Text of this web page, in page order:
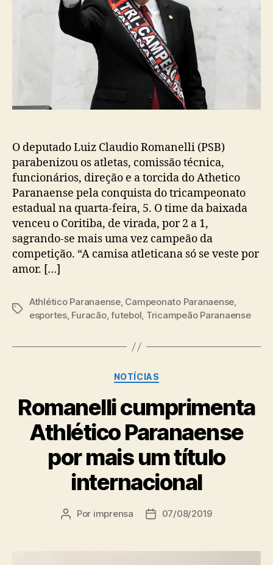
O deputado Luiz Claudio Romanelli (PSB)
parabenizou os atletas, comissão técnica,
funcionários, direção e a torcida do Athetico
Paranaense pela conquista do tricampeonato
estadual na quarta-feira, 5. O time da baixada
venceu o Coritiba, de virada, por 2 a 1,
sagrando-se mais uma vez campeão da
competição. “A camisa atleticana só se veste por
amor. […]
Tags
Athlético Paranaense, Campeonato Paranaense,
esportes, Furacão,futebol, Tricampeão Paranaense
Categorias
NOTÍCIAS
Romanelli cumprimenta
Athlético Paranaense
por mais um título
internacional
Autor
Por imprensa
Data07/08/2019